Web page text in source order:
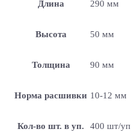
Длина 290 мм
Высота 50 мм
Толщина 90 мм
Норма расшивки 10-12 мм
Кол-во шт. в уп. 400 шт/уп